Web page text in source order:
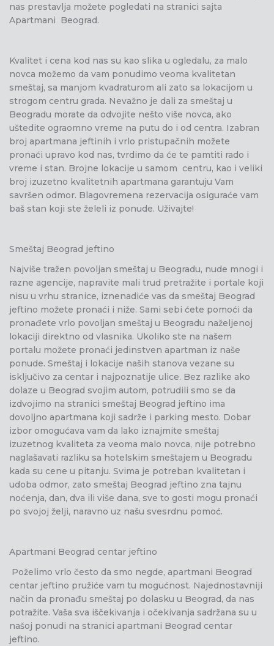
nas prestavlja možete pogledati na stranici sajta
Apartmani Beograd.
Kvalitet i cena kod nas su kao slika u ogledalu, za malo
novca možemo da vam ponudimo veoma kvalitetan
smeštaj, sa manjom kvadraturom ali zato sa lokacijom u
strogom centru grada. Nevažno je dali za smeštaj u
Beogradu morate da odvojite nešto više novca, ako
uštedite ograomno vreme na putu do i od centra. Izabran
broj apartmana jeftinih i vrlo pristupačnih možete
pronaći upravo kod nas, tvrdimo da će te pamtiti rado i
vreme i stan. Brojne lokacije u samom centru, kao i veliki
broj izuzetno kvalitetnih apartmana garantuju Vam
savršen odmor. Blagovremena rezervacija osiguraće vam
baš stan koji ste želeli iz ponude. Uživajte!
Smeštaj Beograd jeftino
Najviše tražen povoljan smeštaj u Beogradu, nude mnogi i
razne agencije, napravite mali trud pretražite i portale koji
nisu u vrhu stranice, iznenadiće vas da smeštaj Beograd
jeftino možete pronaći i niže. Sami sebi ćete pomoći da
pronađete vrlo povoljan smeštaj u Beogradu naželjenoj
lokaciji direktno od vlasnika. Ukoliko ste na našem
portalu možete pronaći jedinstven apartman iz naše
ponude. Smeštaj i lokacije naših stanova vezane su
isključivo za centar i najpoznatije ulice. Bez razlike ako
dolaze u Beograd svojim autom, potrudili smo se da
izdvojimo na stranici smeštaj Beograd jeftino ima
dovoljno apartmana koji sadrže i parking mesto. Dobar
izbor omogućava vam da lako iznajmite smeštaj
izuzetnog kvaliteta za veoma malo novca, nije potrebno
naglašavati razliku sa hotelskim smeštajem u Beogradu
kada su cene u pitanju. Svima je potreban kvalitetan i
udoba odmor, zato smeštaj Beograd jeftino zna tajnu
noćenja, dan, dva ili više dana, sve to gosti mogu pronaći
po svojoj želji, naravno uz našu svesrdnu pomoć.
Apartmani Beograd centar jeftino
Poželimo vrlo često da smo negde, apartmani Beograd
centar jeftino pružiće vam tu mogućnost. Najednostavniji
način da pronađu smeštaj po dolasku u Beograd, da nas
potražite. Vaša sva iščekivanja i očekivanja sadržana su u
našoj ponudi na stranici apartmani Beograd centar
jeftino.